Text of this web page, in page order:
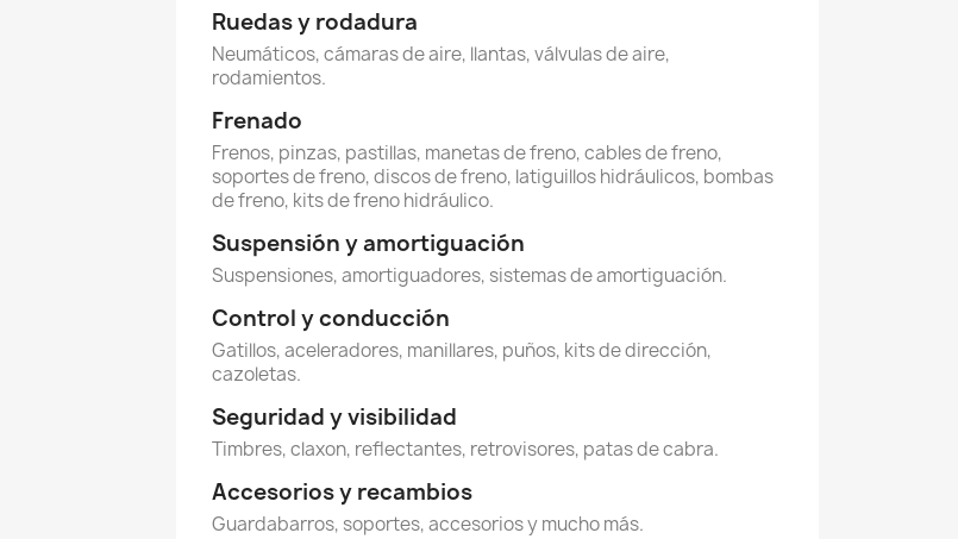
Ruedas y rodadura
Neumáticos, cámaras de aire, llantas, válvulas de aire,
rodamientos.
Frenado
Frenos, pinzas, pastillas, manetas de freno, cables de freno,
soportes de freno, discos de freno, latiguillos hidráulicos, bombas
de freno, kits de freno hidráulico.
Suspensión y amortiguación
Suspensiones, amortiguadores, sistemas de amortiguación.
Control y conducción
Gatillos, aceleradores, manillares, puños, kits de dirección,
cazoletas.
Seguridad y visibilidad
Timbres, claxon, reflectantes, retrovisores, patas de cabra.
Accesorios y recambios
Guardabarros, soportes, accesorios y mucho más.